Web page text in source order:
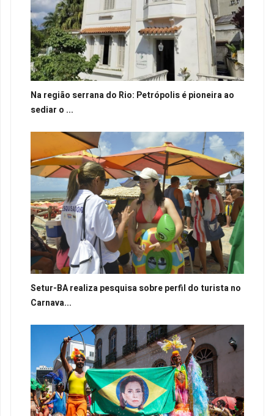
Na região serrana do Rio: Petrópolis é pioneira ao
sediar o ...
Setur-BA realiza pesquisa sobre perfil do turista no
Carnava...